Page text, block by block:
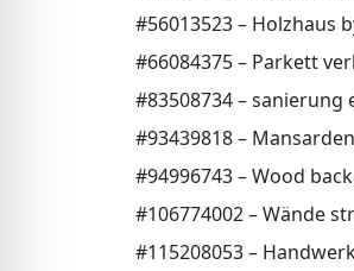
#56013523 – Holzhaus
#66084375 – Parkett
#83508734 –
#93439818 –
#94996743 – Wood
#106774002 – Wände
#115208053 –